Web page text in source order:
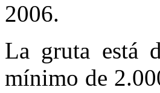
2006.
La gruta está
mínimo de